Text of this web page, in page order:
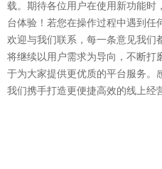
载。期待各位用户在使用新功能时
台体验！若您在操作过程中遇到任
欢迎与我们联系，每一条意见我们
将继续以用户需求为导向，不断打
于为大家提供更优质的平台服务。
我们携手打造更便捷高效的线上经